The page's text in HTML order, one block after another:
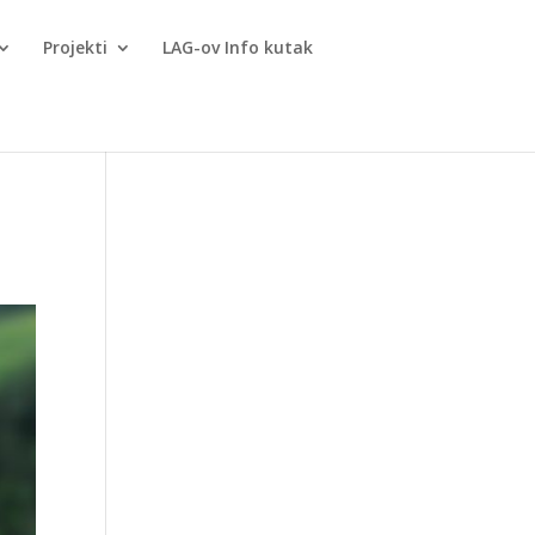
Projekti LAG-ov Info kutak